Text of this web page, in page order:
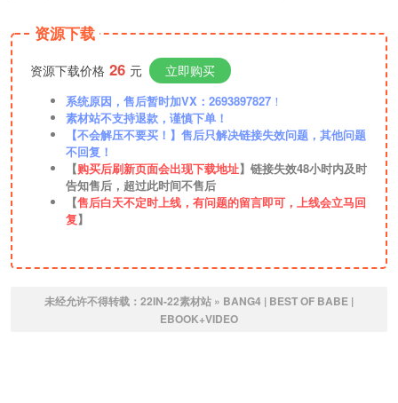
资源下载
资源下载价格 26 元 立即购买
系统原因，售后暂时加VX：2693897827 ！
素材站不支持退款，谨慎下单！
【不会解压不要买！】售后只解决链接失效问题，其他问题
不回复！
【购买后刷新页面会出现下载地址】链接失效48小时内及时
告知售后，超过此时间不售后
【售后白天不定时上线，有问题的留言即可，上线会立马回
复】
未经允许不得转载： 22IN-22素材站 » BANG4 | BEST OF BABE |
EBOOK+VIDEO